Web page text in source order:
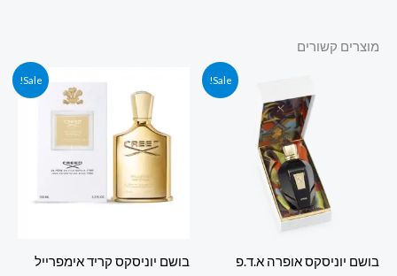
מוצרים קשורים
Sale!
בושם יוניסקס אופרה א.ד.פ
היה:
1,499.00 ₪.
המחיר
הנוכחי
הוא:
849.00 ₪.
Sale!
בושם יוניסקס קריד אימפרייל
המקורי
היה:
949.00 ₪.
הנוכחי
הוא:
850.00 ₪.